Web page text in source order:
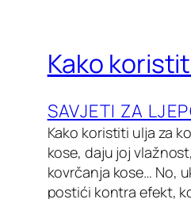
Kako
SAVJETI ZA
Kako koristiti ulja za
kose, daju joj
kovrčanja kose… No,
postići kontra efekt,